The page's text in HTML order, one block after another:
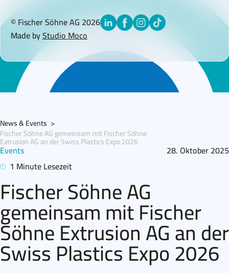
© Fischer Söhne AG 2026
Made byStudio Moco
News & Events >
Fischer Söhne AG gemeinsam mit Fischer Söhne
Extrusion AG an der Swiss Plastics Expo 2026
Events
28. Oktober 2025
1 Minute Lesezeit
Fischer Söhne AG
gemeinsam mit Fischer
Söhne Extrusion AG an der
Swiss Plastics Expo 2026